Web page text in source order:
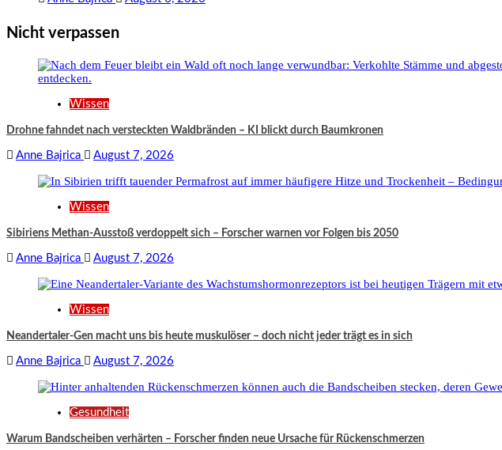
Nicht verpassen
Wissen
Drohne fahndet nach versteckten Waldbränden – KI blickt durch Baumkronen
Anne Bajrica August 7, 2026
Wissen
Sibiriens Methan-Ausstoß verdoppelt sich – Forscher warnen vor Folgen bis 2050
Anne Bajrica August 7, 2026
Wissen
Neandertaler-Gen macht uns bis heute muskulöser – doch nicht jeder trägt es in sich
Anne Bajrica August 7, 2026
Gesundheit
Warum Bandscheiben verhärten – Forscher finden neue Ursache für Rückenschmerzen